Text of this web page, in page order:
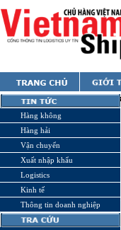
Hàng không
Hàng hải
Vận chuyển
Xuất nhập khẩu
Logistics
Kinh tế
Thông tin doanh nghiệp